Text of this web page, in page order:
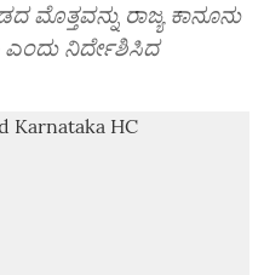
ರಾಜ್ಯ ಕಾನೂನು
ಎಂದು ನಿರ್ದೇಶಿಸಿದ